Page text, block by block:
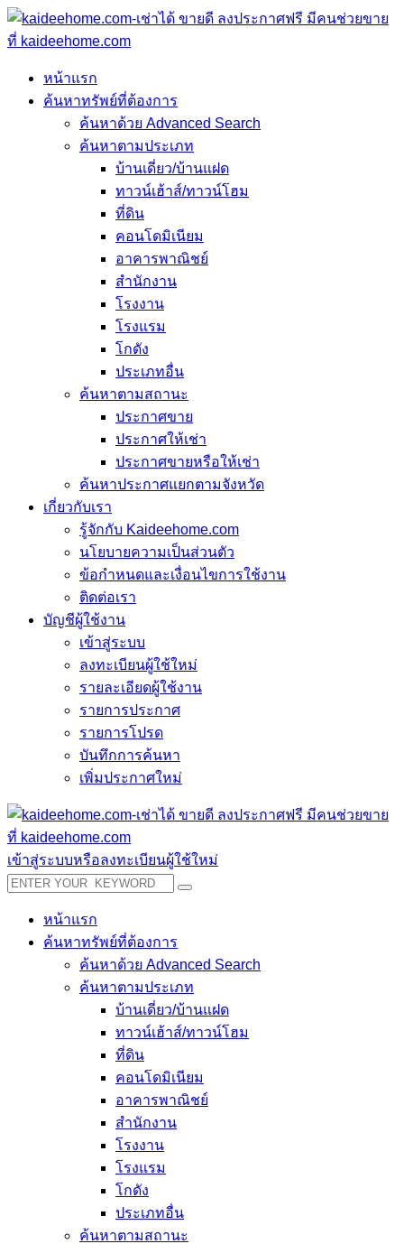
หน้าแรก
ค้นหาทรัพย์ที่ต้องการ
ค้นหาด้วย Advanced Search
ค้นหาตามประเภท
บ้านเดี่ยว/บ้านแฝด
ทาวน์เฮ้าส์/ทาวน์โฮม
ที่ดิน
คอนโดมิเนียม
อาคารพาณิชย์
สำนักงาน
โรงงาน
โรงแรม
โกดัง
ประเภทอื่น
ค้นหาตามสถานะ
ประกาศขาย
ประกาศให้เช่า
ประกาศขายหรือให้เช่า
ค้นหาประกาศแยกตามจังหวัด
เกี่ยวกับเรา
รู้จักกับ Kaideehome.com
นโยบายความเป็นส่วนตัว
ข้อกำหนดและเงื่อนไขการใช้งาน
ติดต่อเรา
บัญชีผู้ใช้งาน
เข้าสู่ระบบ
ลงทะเบียนผู้ใช้ใหม่
รายละเอียดผู้ใช้งาน
รายการประกาศ
รายการโปรด
บันทึกการค้นหา
เพิ่มประกาศใหม่
เข้าสู่ระบบหรือลงทะเบียนผู้ใช้ใหม่
หน้าแรก
ค้นหาทรัพย์ที่ต้องการ
ค้นหาด้วย Advanced Search
ค้นหาตามประเภท
บ้านเดี่ยว/บ้านแฝด
ทาวน์เฮ้าส์/ทาวน์โฮม
ที่ดิน
คอนโดมิเนียม
อาคารพาณิชย์
สำนักงาน
โรงงาน
โรงแรม
โกดัง
ประเภทอื่น
ค้นหาตามสถานะ